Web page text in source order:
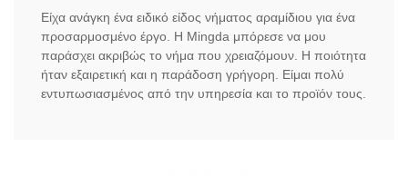
Είχα ανάγκη ένα ειδικό είδος νήματος αραμίδιου για ένα
προσαρμοσμένο έργο. Η Mingda μπόρεσε να μου
παράσχει ακριβώς το νήμα που χρειαζόμουν. Η ποιότητα
ήταν εξαιρετική και η παράδοση γρήγορη. Είμαι πολύ
εντυπωσιασμένος από την υπηρεσία και το προϊόν τους.